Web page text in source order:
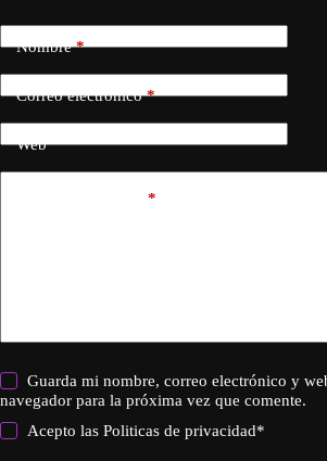
Nombre*
Correo electrónico*
Web
*
Guarda mi nombre, correo electrónico y
navegador para la próxima vez que comente.
Acepto lasPoliticas de privacidad*